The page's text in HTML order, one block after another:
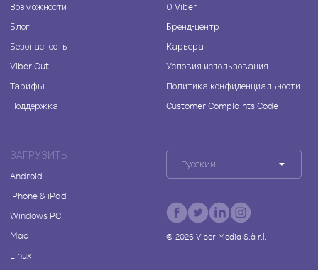
Возможности
Блог
Безопасность
Viber Out
Тарифы
Поддержка
О Viber
Бренд-центр
Карьера
Условия использования
Политика конфиденциальности
Customer Complaints Code
ЗАГРУЗИТЬ
Android
iPhone & iPad
Windows PC
Mac
Linux
Русский
© 2026Viber Media S.à r.l.